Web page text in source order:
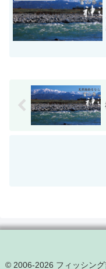
© 2006-2026 フィッシング